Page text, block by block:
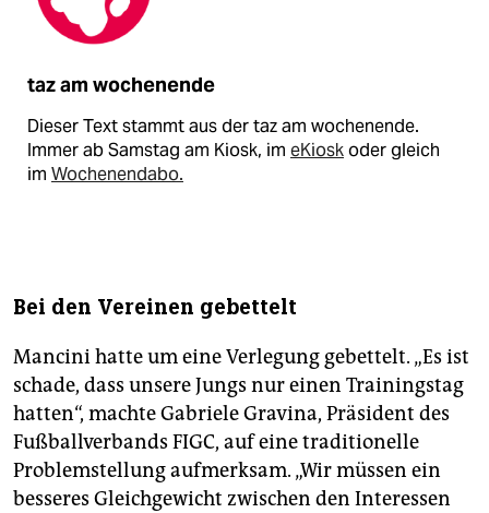
taz am wochenende
Dieser Text stammt aus der taz am wochenende.
Immer ab Samstag am Kiosk, im eKioskoder gleich
im Wochenendabo.
Bei den Vereinen gebettelt
Mancini hatte um eine Verlegung gebettelt. „Es ist
schade, dass unsere Jungs nur einen Trainingstag
hatten“, machte Gabriele Gravina, Präsident des
Fußballverbands FIGC, auf eine traditionelle
Problemstellung aufmerksam. „Wir müssen ein
besseres Gleichgewicht zwischen den Interessen